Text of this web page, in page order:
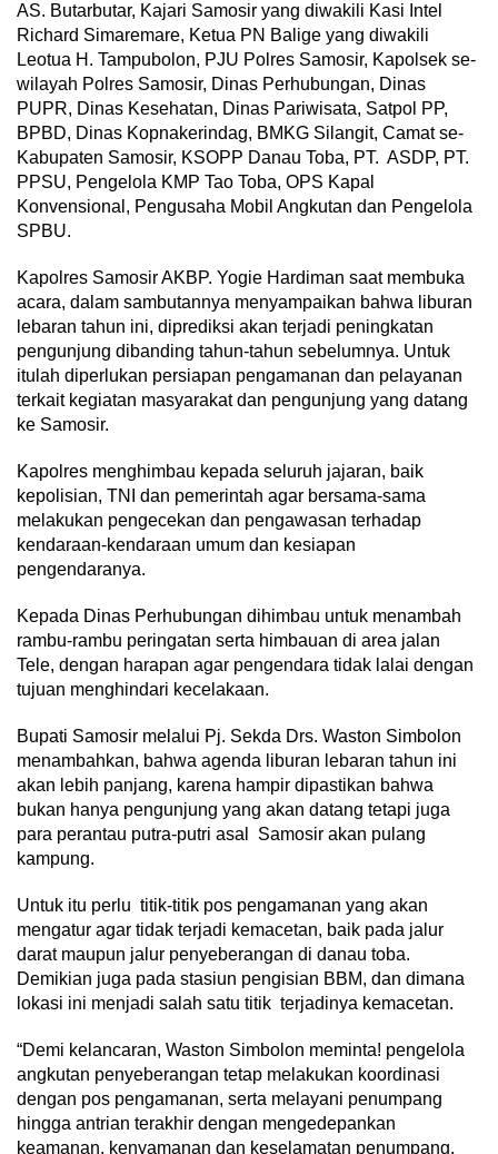
AS. Butarbutar, Kajari Samosir yang diwakili Kasi Intel
Richard Simaremare, Ketua PN Balige yang diwakili
Leotua H. Tampubolon, PJU Polres Samosir, Kapolsek se-
wilayah Polres Samosir, Dinas Perhubungan, Dinas
PUPR, Dinas Kesehatan, Dinas Pariwisata, Satpol PP,
BPBD, Dinas Kopnakerindag, BMKG Silangit, Camat se-
Kabupaten Samosir, KSOPP Danau Toba, PT. ASDP, PT.
PPSU, Pengelola KMP Tao Toba, OPS Kapal
Konvensional, Pengusaha Mobil Angkutan dan Pengelola
SPBU.
Kapolres Samosir AKBP. Yogie Hardiman saat membuka
acara, dalam sambutannya menyampaikan bahwa liburan
lebaran tahun ini, diprediksi akan terjadi peningkatan
pengunjung dibanding tahun-tahun sebelumnya. Untuk
itulah diperlukan persiapan pengamanan dan pelayanan
terkait kegiatan masyarakat dan pengunjung yang datang
ke Samosir.
Kapolres menghimbau kepada seluruh jajaran, baik
kepolisian, TNI dan pemerintah agar bersama-sama
melakukan pengecekan dan pengawasan terhadap
kendaraan-kendaraan umum dan kesiapan
pengendaranya.
Kepada Dinas Perhubungan dihimbau untuk menambah
rambu-rambu peringatan serta himbauan di area jalan
Tele, dengan harapan agar pengendara tidak lalai dengan
tujuan menghindari kecelakaan.
Bupati Samosir melalui Pj. Sekda Drs. Waston Simbolon
menambahkan, bahwa agenda liburan lebaran tahun ini
akan lebih panjang, karena hampir dipastikan bahwa
bukan hanya pengunjung yang akan datang tetapi juga
para perantau putra-putri asal Samosir akan pulang
kampung.
Untuk itu perlu titik-titik pos pengamanan yang akan
mengatur agar tidak terjadi kemacetan, baik pada jalur
darat maupun jalur penyeberangan di danau toba.
Demikian juga pada stasiun pengisian BBM, dan dimana
lokasi ini menjadi salah satu titik terjadinya kemacetan.
“Demi kelancaran, Waston Simbolon meminta! pengelola
angkutan penyeberangan tetap melakukan koordinasi
dengan pos pengamanan, serta melayani penumpang
hingga antrian terakhir dengan mengedepankan
keamanan, kenyamanan dan keselamatan penumpang.